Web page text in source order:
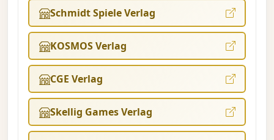
Schmidt Spiele Verlag
KOSMOS Verlag
CGE Verlag
Skellig Games Verlag